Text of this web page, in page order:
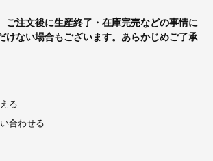
ご注文後に生産終了・在庫完売などの事情に
けない場合もございます。あらかじめご了承
る
合わせる